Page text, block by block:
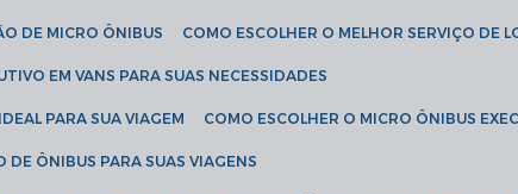
DE MICRO ÔNIBUS COMO ESCOLHER O MELHOR SERVIÇO DE
EM VANS PARA SUAS NECESSIDADES
PARA SUA VIAGEM COMO ESCOLHER O MICRO ÔNIBUS
DE ÔNIBUS PARA SUAS VIAGENS